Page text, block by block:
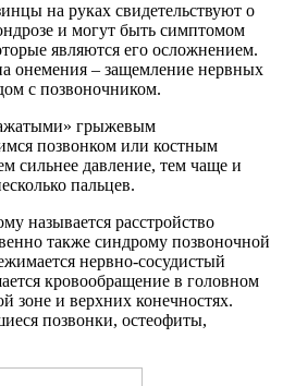
на руках свидетельствуют о
и могут быть симптомом
являются его осложнением.
онемения – защемление нервных
с позвоночником.
грыжевым
позвонком или костным
сильнее давление, тем чаще и
пальцев.
называется расстройство
также синдрому позвоночной
нервно-сосудистый
кровообращение в головном
зоне и верхних конечностях.
позвонки, остеофиты,